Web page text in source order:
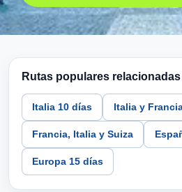
Rutas populares relacionadas
Italia 10 días Italia y
Francia, Italia y Suiza
Europa 15 días